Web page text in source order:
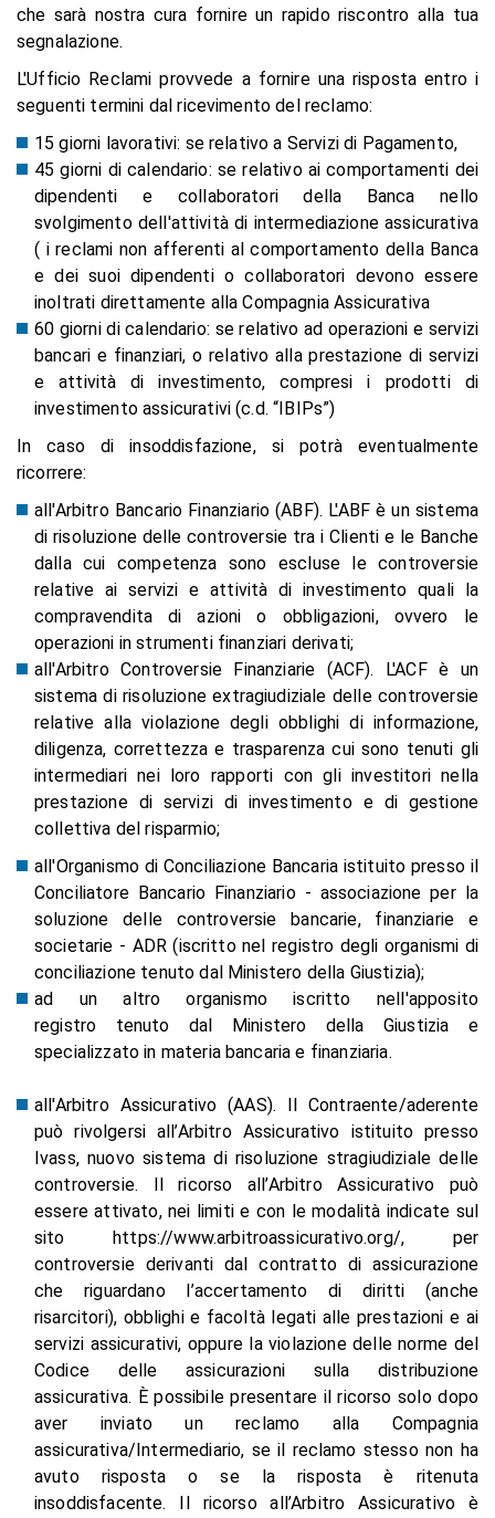
che sarà nostra cura fornire un rapido riscontro alla tua
segnalazione.
L'Ufficio Reclami provvede a fornire una risposta entro i
seguenti termini dal ricevimento del reclamo:
15 giorni lavorativi: se relativo a Servizi di Pagamento,
45 giorni di calendario: se relativo ai comportamenti dei
dipendenti e collaboratori della Banca nello
svolgimento dell'attività di intermediazione assicurativa
( i reclami non afferenti al comportamento della Banca
e dei suoi dipendenti o collaboratori devono essere
inoltrati direttamente alla Compagnia Assicurativa
60 giorni di calendario: se relativo ad operazioni e servizi
bancari e finanziari, o relativo alla prestazione di servizi
e attività di investimento, compresi i prodotti di
investimento assicurativi (c.d. “IBIPs”)
In caso di insoddisfazione, si potrà eventualmente
ricorrere:
all'Arbitro Bancario Finanziario (ABF). L'ABF è un sistema
di risoluzione delle controversie tra i Clienti e le Banche
dalla cui competenza sono escluse le controversie
relative ai servizi e attività di investimento quali la
compravendita di azioni o obbligazioni, ovvero le
operazioni in strumenti finanziari derivati;
all'Arbitro Controversie Finanziarie (ACF). L'ACF è un
sistema di risoluzione extragiudiziale delle controversie
relative alla violazione degli obblighi di informazione,
diligenza, correttezza e trasparenza cui sono tenuti gli
intermediari nei loro rapporti con gli investitori nella
prestazione di servizi di investimento e di gestione
collettiva del risparmio;
all'Organismo di Conciliazione Bancaria istituito presso il
Conciliatore Bancario Finanziario - associazione per la
soluzione delle controversie bancarie, finanziarie e
societarie - ADR (iscritto nel registro degli organismi di
conciliazione tenuto dal Ministero della Giustizia);
ad un altro organismo iscritto nell'apposito
registro tenuto dal Ministero della Giustizia e
specializzato in materia bancaria e finanziaria.
all'Arbitro Assicurativo (AAS). Il Contraente/aderente
può rivolgersi all’Arbitro Assicurativo istituito presso
Ivass, nuovo sistema di risoluzione stragiudiziale delle
controversie. Il ricorso all’Arbitro Assicurativo può
essere attivato, nei limiti e con le modalità indicate sul
sito https://www.arbitroassicurativo.org/, per
controversie derivanti dal contratto di assicurazione
che riguardano l’accertamento di diritti (anche
risarcitori), obblighi e facoltà legati alle prestazioni e ai
servizi assicurativi, oppure la violazione delle norme del
Codice delle assicurazioni sulla distribuzione
assicurativa. È possibile presentare il ricorso solo dopo
aver inviato un reclamo alla Compagnia
assicurativa/Intermediario, se il reclamo stesso non ha
avuto risposta o se la risposta è ritenuta
insoddisfacente. Il ricorso all’Arbitro Assicurativo è